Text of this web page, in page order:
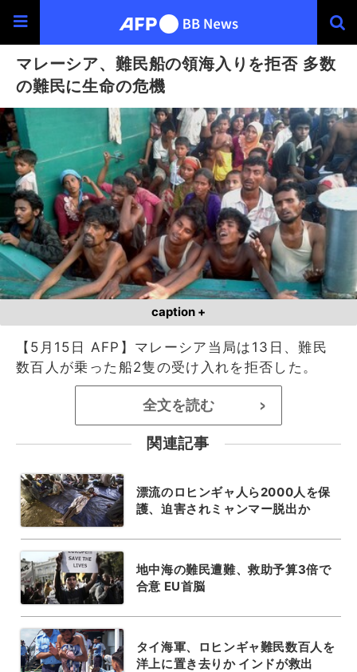
マレーシア、難民船の領海入りを拒否 多数
の難民に生命の危機
caption +
【5月15日 AFP】マレーシア当局は13日、難民
数百人が乗った船2隻の受け入れを拒否した。
全文を読む >
関連記事
漂流のロヒンギャ人ら2000人を保
護、迫害されミャンマー脱出か
地中海の難民遭難、救助予算3倍で
合意 EU首脳
タイ海軍、ロヒンギャ難民数百人を
洋上に置き去りか インドが救出